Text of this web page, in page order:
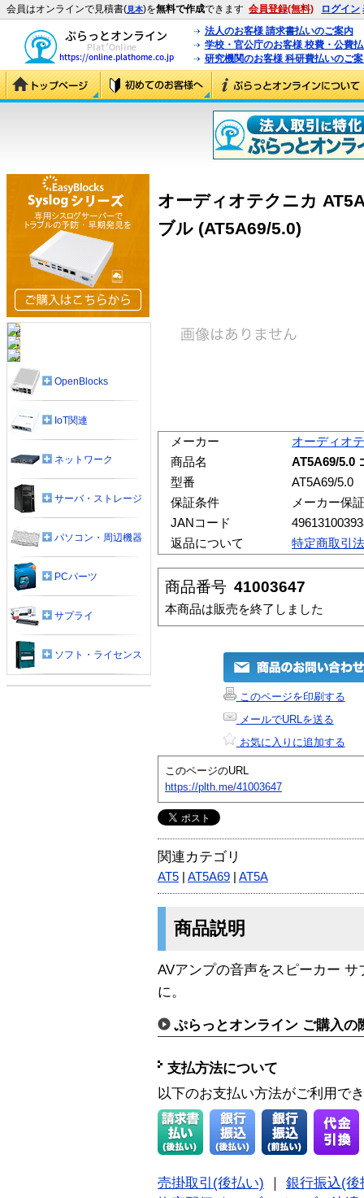
会員はオンラインで見積書(見本)を無料で作成できます 会員登録(無料) ログイン
法人のお客様 請求書払いのご案内
学校・官公庁のお客様 校費・公費
研究機関のお客様 科研費払いのご
オーディオテクニカ
ブル (AT5A69/5.0)
メーカー
オーディオ
商品名
AT5A69/5.0
型番
AT5A69/5.0
保証条件
メーカー保証
JANコード
返品について
特定商取引
商品番号 41003647
本商品は販売を終了しました
このページを印刷する
メールでURLを送る
お気に入りに追加する
このページのURL
https://plth.me/41003647
関連カテゴリ
AT5 AT5A69 AT5A
商品説明
AVアンプの音声をスピーカー
に。
ぷらっとオンライン ご購入の
支払方法について
以下のお支払い方法がご利用で
売掛取引(後払い)
銀行振込(後
OpenBlocks
IoT関連
ネットワーク
サーバ・ストレージ
パソコン・周辺機器
PCパーツ
サプライ
ソフト・ライセンス